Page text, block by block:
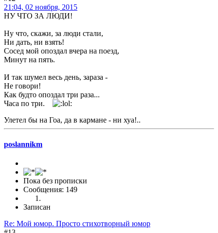
21:04, 02 ноября, 2015
НУ ЧТО ЗА ЛЮДИ!
Ну что, скажи, за люди стали,
Ни дать, ни взять!
Сосед мой опоздал вчера на поезд,
Минут на пять.
И так шумел весь день, зараза -
Не говори!
Как будто опоздал три раза...
Часа по три.
Улетел бы на Гоа, да в кармане - ни хуа!..
poslannikm
Пока без прописки
Сообщения: 149
Записан
Re: Мой юмор. Просто стихотворный юмор